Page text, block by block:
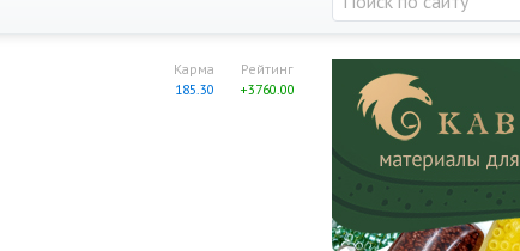
Рейтинг
+3760.00
Карма
185.30